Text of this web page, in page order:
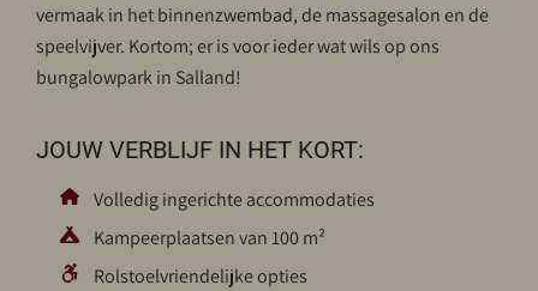
vermaak in het binnenzwembad, de massagesalon en de
speelvijver. Kortom; er is voor ieder wat wils op ons
bungalowpark in Salland!
JOUW VERBLIJF IN HET KORT:
Volledig ingerichte accommodaties
Kampeerplaatsen van 100 m²
Rolstoelvriendelijke opties